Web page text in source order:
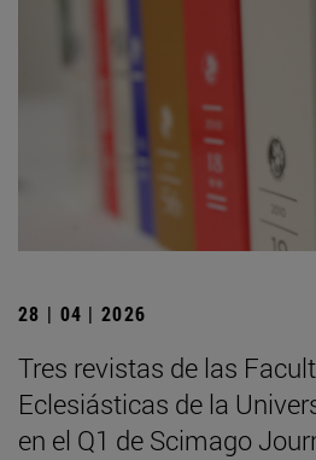
28 | 04 | 2026
Tres revistas de las
Eclesiásticas de la
en el Q1 de Scimago